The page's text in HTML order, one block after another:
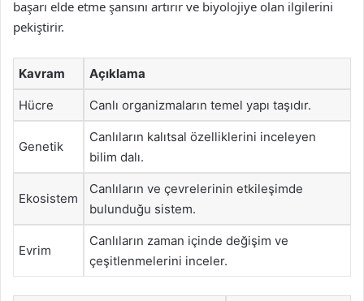
başarı elde etme şansını artırır ve biyolojiye olan ilgilerini
pekiştirir.
Kavram Açıklama
Hücre Canlı organizmaların temel yapı taşıdır.
Genetik
Canlıların kalıtsal özelliklerini inceleyen
bilim dalı.
Ekosistem
Canlıların ve çevrelerinin etkileşimde
bulunduğu sistem.
Evrim
Canlıların zaman içinde değişim ve
çeşitlenmelerini inceler.